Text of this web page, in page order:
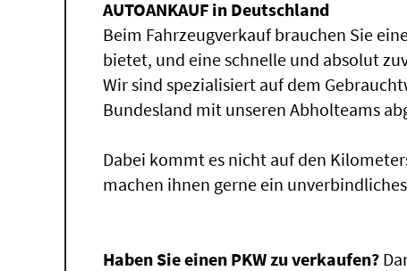
AUTOANKAUF in Deutschland
Beim Fahrzeugverkauf brauchen Sie
bietet, und eine schnelle und absolut
Wir sind spezialisiert auf dem
Bundesland mit unseren Abholteams
Dabei kommt es nicht auf den
machen ihnen gerne ein
Haben Sie einen PKW zu verkaufen?